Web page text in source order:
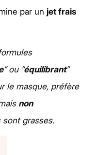
par un jet frais
” ou “équilibrant”
le masque, préfère
non
grasses.